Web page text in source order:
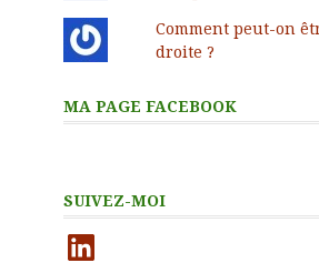
Comment peut-on
droite ?
MA PAGE FACEBOOK
SUIVEZ-MOI
LinkedIn